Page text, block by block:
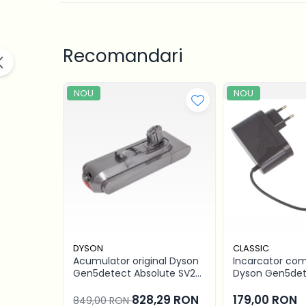
Baterii laptop
Cabluri
Recomandari
NOU
DYSON
Acumulator original Dyson
Gen5detect Absolute SV23,
baterie aspirator
849,00 RON828,29 RON
NOU
CLASSIC
Incarcator
Dyson
alimentator AC
179,00 RON